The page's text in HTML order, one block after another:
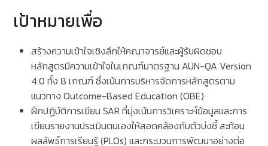
เป้าหมายเพื่อ
สร้างความเข้าใจเชิงลึกให้คณาจารย์และผู้รับผิดชอบ
หลักสูตรมีความเข้าใจในเกณฑ์มาตรฐาน AUN-QA Version
4.0 ทั้ง 8 เกณฑ์ ซึ่งเน้นการบริหารจัดการหลักสูตรตาม
แนวทาง Outcome-Based Education (OBE)
ฝึกปฏิบัติการเขียน SAR ที่มุ่งเน้นการวิเคราะห์ข้อมูลและการ
เขียนรายงานประเมินตนเองให้สอดคล้องกับตัวบ่งชี้ สะท้อน
ผลลัพธ์การเรียนรู้ (PLOs) และกระบวนการพัฒนาอย่างต่อ